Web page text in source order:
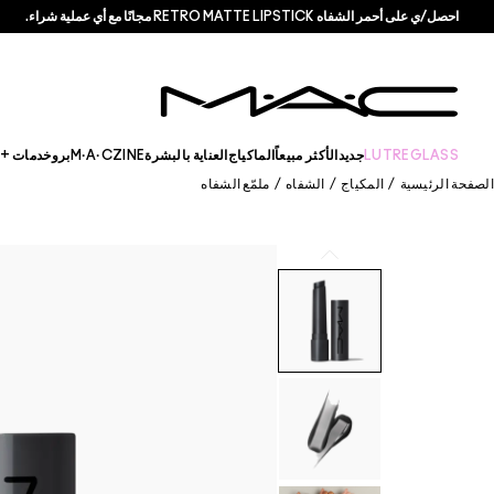
احصل/ي على أحمر الشفاه RETRO MATTE LIPSTICK مجانًا مع أي عملية شراء.
LUTREGLASSجديد الأكثر مبيعاً الماكياج العناية بالبشرةM·A·CZINE بروخدمات +
الصفحة الرئيسية / المكياج / الشفاه / ملمّع الشفاه